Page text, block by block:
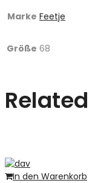
Marke Feetje
Größe 68
In den Warenkorb